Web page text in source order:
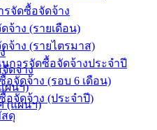
รจัดซื้อจัดจ้าง
จ้าง (รายเดือน)
จ้าง (รายไตรมาส)
การจัดซื้อจัดจ้างประจำปี
อจัดจ้าง (รอบ 6 เดือน)
อจัดจ้าง (ประจำปี)
ดุ
ดจ้าง
ผนฯ)
(แผนฯ)